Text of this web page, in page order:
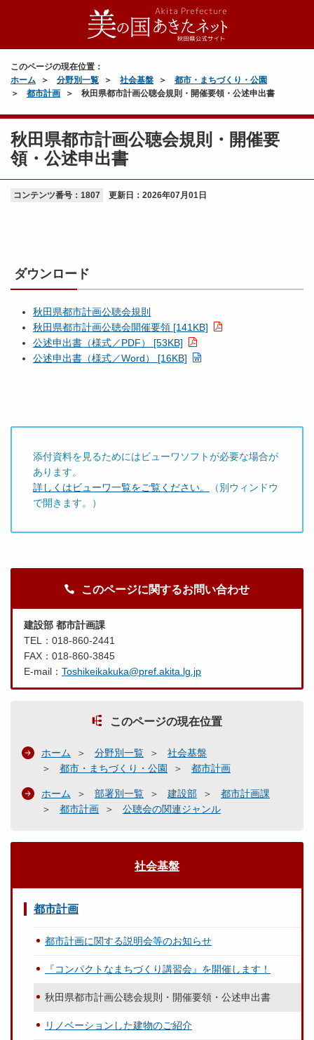
このページの現在位置：
ホーム
分野別一覧 社会基盤
都市・まちづくり・公園
都市計画
秋田県都市計画公聴会規則・開催要領・公述申出書
秋田県都市計画公聴会規則・開催要
領・公述申出書
コンテンツ番号：1807 更新日： 2026年07月01日
ダウンロード
秋田県都市計画公聴会規則
秋田県都市計画公聴会開催要領 [141KB]
公述申出書（様式／PDF） [53KB]
公述申出書（様式／Word） [16KB]
添付資料を見るためにはビューワソフトが必要な場合が
あります。
詳しくはビューワ一覧をご覧ください。
（別ウィンドウ
で開きます。）
このページに関するお問い合わせ
建設部 都市計画課
TEL：018-860-2441
FAX：018-860-3845
E-mail： Toshikeikakuka@pref.akita.lg.jp
このページの現在位置
ホーム 分野別一覧
社会基盤
都市・まちづくり・公園
都市計画
ホーム 部署別一覧 建設部
都市計画課
都市計画
公聴会の関連ジャンル
社会基盤
都市計画
都市計画に関する説明会等のお知らせ
『コンパクトなまちづくり講習会』を開催します！
秋田県都市計画公聴会規則・開催要領・公述申出書
リノベーションした建物のご紹介